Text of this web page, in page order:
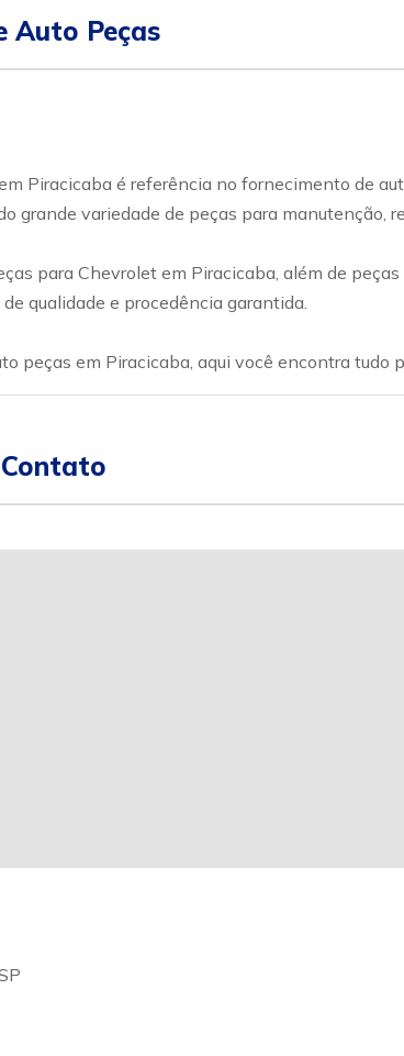
Auto Peças
Piracicaba é referência no fornecimento de
grande variedade de peças para manutenção,
para Chevrolet em Piracicaba, além de
qualidade e procedência garantida.
peças em Piracicaba, aqui você encontra